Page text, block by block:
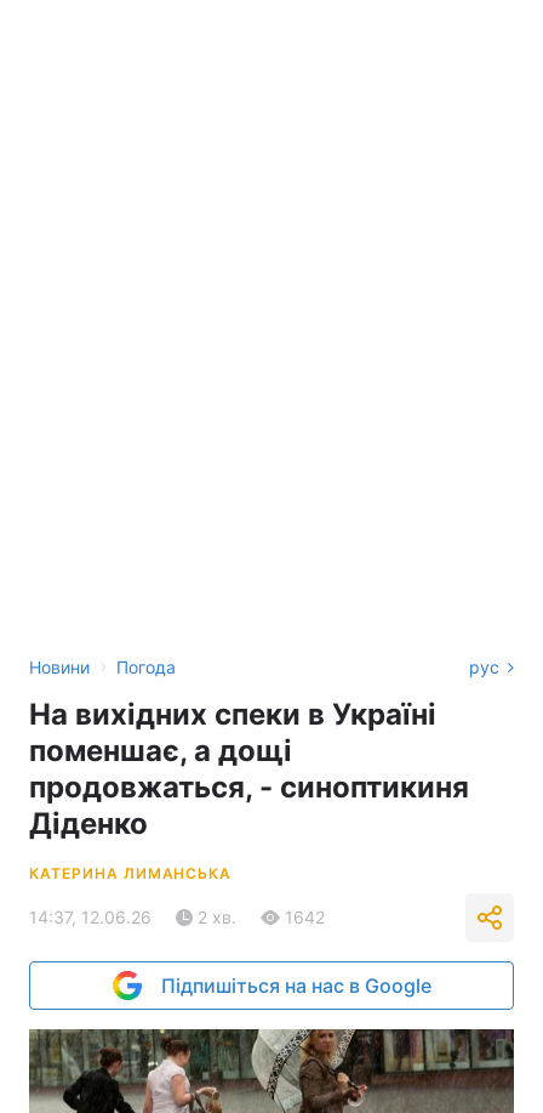
Новини › Погода рус
На вихідних спеки в Україні
поменшає, а дощі
продовжаться, - синоптикиня
Діденко
КАТЕРИНА ЛИМАНСЬКА
14:37, 12.06.26 2 хв. 1642
Підпишіться на нас в Google